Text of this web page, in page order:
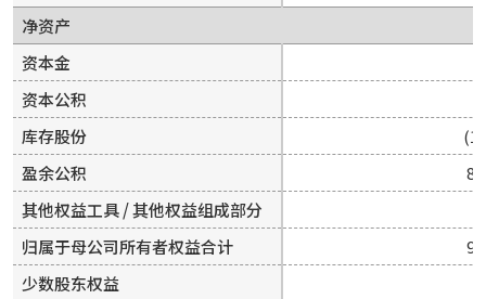
净资产
资本金
资本公积
库存股份
盈余公积
其他权益工具 / 其他权益组成部分
归属于母公司所有者权益合计
少数股东权益
净资产
资本金
资本公积
库存股份
盈余公积
其他权益工具 / 其他权益组成部分
归属于母公司所有者权益合计
少数股东权益